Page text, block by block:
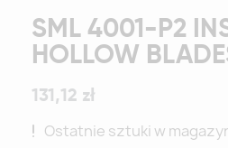
SML 4001-P2
HOLLOW
131,12 zł
Ostatnie sztuki w